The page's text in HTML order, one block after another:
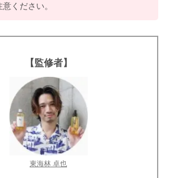
ください。
【監修者】
東海林 卓也